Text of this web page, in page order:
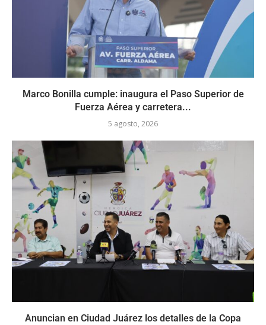
Marco Bonilla cumple: inaugura el Paso Superior de
Fuerza Aérea y carretera...
5 agosto, 2026
Anuncian en Ciudad Juárez los detalles de la Copa